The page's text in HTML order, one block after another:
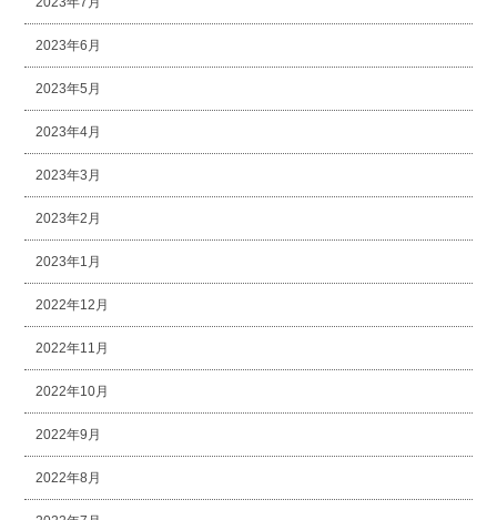
2023年6月
2023年5月
2023年4月
2023年3月
2023年2月
2023年1月
2022年12月
2022年11月
2022年10月
2022年9月
2022年8月